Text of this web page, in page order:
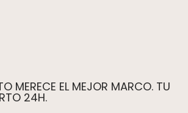
MERECE EL MEJOR MARCO. TU
24H.